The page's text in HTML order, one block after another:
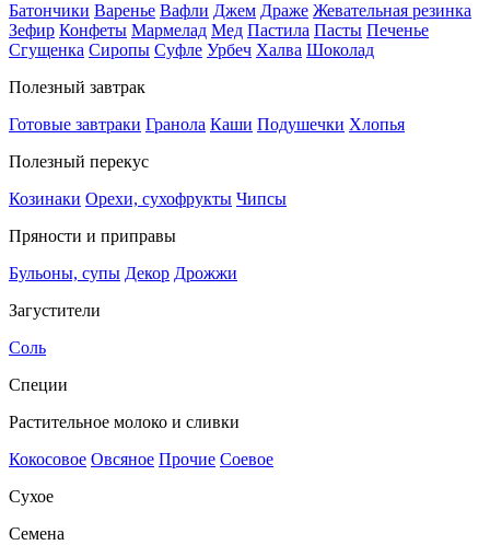
Батончики Варенье Вафли Джем Драже Жевательная резинка
Зефир Конфеты Мармелад Мед Пастила Пасты Печенье
Сгущенка Сиропы Суфле Урбеч Халва Шоколад
Полезный завтрак
Готовые завтраки Гранола Каши Подушечки Хлопья
Полезный перекус
Козинаки Орехи, сухофрукты Чипсы
Пряности и приправы
Бульоны, супы Декор Дрожжи
Загустители
Соль
Специи
Растительное молоко и сливки
Кокосовое Овсяное Прочие Соевое
Сухое
Семена